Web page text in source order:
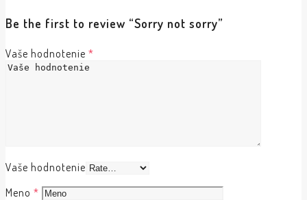
Be the first to review “Sorry not sorry”
Vaše hodnotenie *
Vaše hodnotenie
Meno *